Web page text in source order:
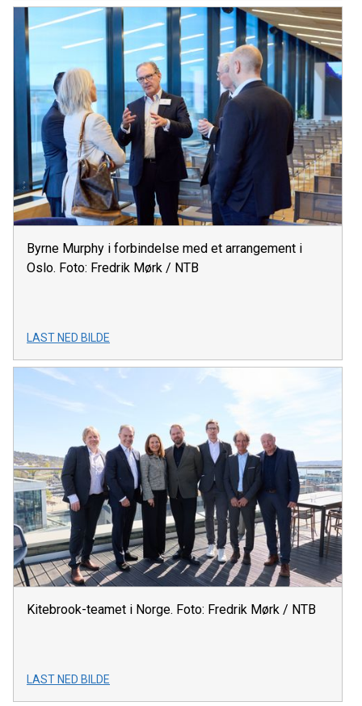
Byrne Murphy i forbindelse med et arrangement i
Oslo. Foto: Fredrik Mørk / NTB
LAST NED BILDE
Kitebrook-teamet i Norge. Foto: Fredrik Mørk / NTB
LAST NED BILDE